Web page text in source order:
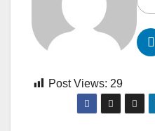
Post Views: 29